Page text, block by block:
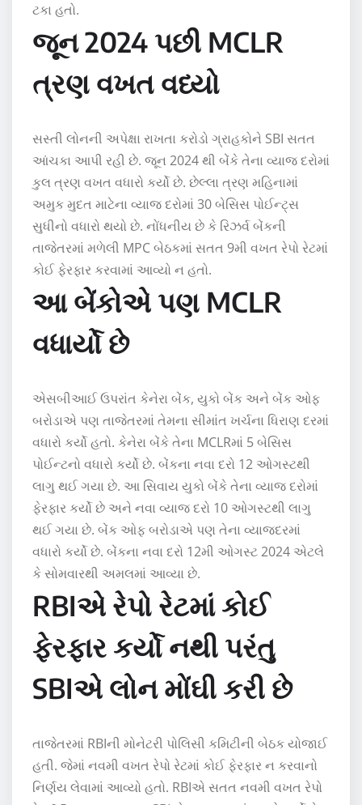
ટકા હતો.
જૂન 2024 પછી MCLR
ત્રણ વખત વધ્યો
સસ્તી લોનની અપેક્ષા રાખતા કરોડો ગ્રાહકોને SBI સતત
આંચકા આપી રહી છે. જૂન 2024 થી બેંકે તેના વ્યાજ દરોમાં
કુલ ત્રણ વખત વધારો કર્યો છે. છેલ્લા ત્રણ મહિનામાં
અમુક મુદત માટેના વ્યાજ દરોમાં 30 બેસિસ પોઈન્ટ્સ
સુધીનો વધારો થયો છે. નોંધનીય છે કે રિઝર્વ બેંકની
તાજેતરમાં મળેલી MPC બેઠકમાં સતત 9મી વખત રેપો રેટમાં
કોઈ ફેરફાર કરવામાં આવ્યો ન હતો.
આ બેંકોએ પણ MCLR
વધાર્યો છે
એસબીઆઈ ઉપરાંત કેનેરા બેંક, યુકો બેંક અને બેંક ઓફ
બરોડાએ પણ તાજેતરમાં તેમના સીમાંત ખર્ચના ધિરાણ દરમાં
વધારો કર્યો હતો. કેનેરા બેંકે તેના MCLRમાં 5 બેસિસ
પોઈન્ટનો વધારો કર્યો છે. બેંકના નવા દરો 12 ઓગસ્ટથી
લાગુ થઈ ગયા છે. આ સિવાય યુકો બેંકે તેના વ્યાજ દરોમાં
ફેરફાર કર્યો છે અને નવા વ્યાજ દરો 10 ઓગસ્ટથી લાગુ
થઈ ગયા છે. બેંક ઓફ બરોડાએ પણ તેના વ્યાજદરમાં
વધારો કર્યો છે. બેંકના નવા દરો 12મી ઓગસ્ટ 2024 એટલે
કે સોમવારથી અમલમાં આવ્યા છે.
RBIએ રેપો રેટમાં કોઈ
ફેરફાર કર્યો નથી પરંતુ
SBIએ લોન મોંઘી કરી છે
તાજેતરમાં RBIની મોનેટરી પોલિસી કમિટીની બેઠક યોજાઈ
હતી. જેમાં નવમી વખત રેપો રેટમાં કોઈ ફેરફાર ન કરવાનો
નિર્ણય લેવામાં આવ્યો હતો. RBIએ સતત નવમી વખત રેપો